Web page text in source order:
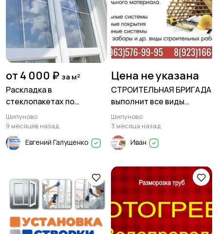
от 4 000 ₽ за м²
Раскладка в
стеклопакетах по
индивидуальным эскизам
в Шипуново! 📞 8-963-526-
02-42
Шипуново
9 месяцев назад
Евгений Галущенко
Цена не указана
СТРОИТЕЛЬНАЯ БРИГАДА
выполнит все виды
кровельных работ
Шипуново
3 месяца назад
Иван